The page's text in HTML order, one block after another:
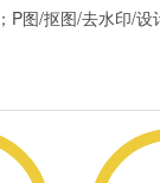
P图/抠图/去水印/